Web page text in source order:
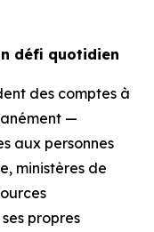
défi quotidien
des comptes à
—
aux personnes
ministères de
propres